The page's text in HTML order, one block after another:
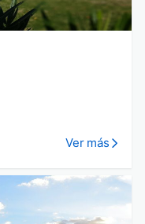
Ver más